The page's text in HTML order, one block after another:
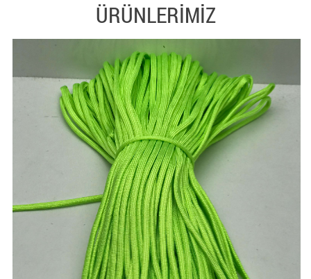
ÜRÜNLERİMİZ